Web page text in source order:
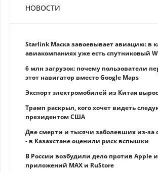
НОВОСТИ
Starlink Маска завоевывает авиацию: в
авиакомпаниях уже есть спутниковый
6 млн загрузок: почему пользователи
этот навигатор вместо Google Maps
Экспорт электромобилей из Китая
Трамп раскрыл, кого хочет видеть
президентом США
Две смерти и тысячи заболевших из-за
- в Казахстане оценили риск вспышки
В России возбудили дело против Apple
приложений MAX и RuStore